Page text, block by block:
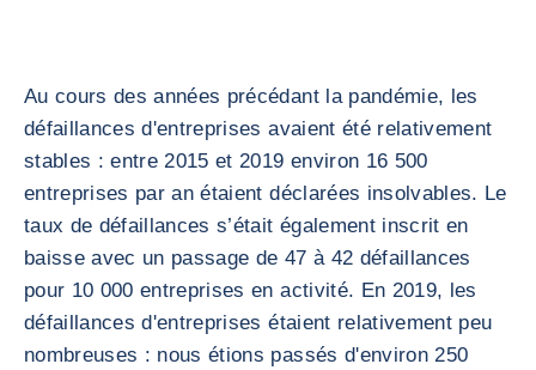
Au cours des années précédant la pandémie, les
défaillances d'entreprises avaient été relativement
stables : entre 2015 et 2019 environ 16 500
entreprises par an étaient déclarées insolvables. Le
taux de défaillances s’était également inscrit en
baisse avec un passage de 47 à 42 défaillances
pour 10 000 entreprises en activité. En 2019, les
défaillances d'entreprises étaient relativement peu
nombreuses : nous étions passés d'environ 250